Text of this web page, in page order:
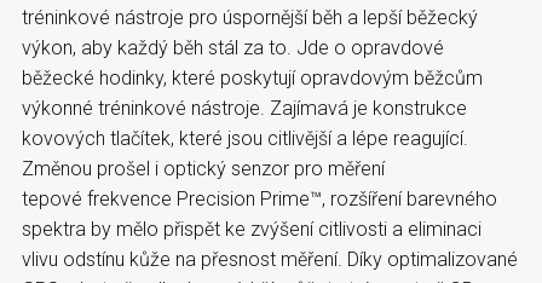
tréninkové nástroje pro úspornější běh a lepší běžecký
výkon, aby každý běh stál za to. Jde o opravdové
běžecké hodinky, které poskytují opravdovým běžcům
výkonné tréninkové nástroje. Zajímavá je konstrukce
kovových tlačítek, které jsou citlivější a lépe reagující.
Změnou prošel i optický senzor pro měření
tepové frekvence Precision Prime™, rozšíření barevného
spektra by mělo přispět ke zvýšení citlivosti a eliminaci
vlivu odstínu kůže na přesnost měření. Díky optimalizované